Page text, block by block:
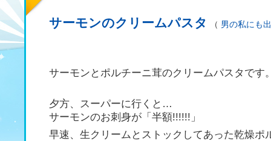
サーモンのクリームパスタ （ 男の私にも
サーモンとポルチーニ茸のクリームパスタです
夕方、スーパーに行くと…
サーモンのお刺身が「半額!!!!!!」
早速、生クリームとストックしてあった乾燥ポ